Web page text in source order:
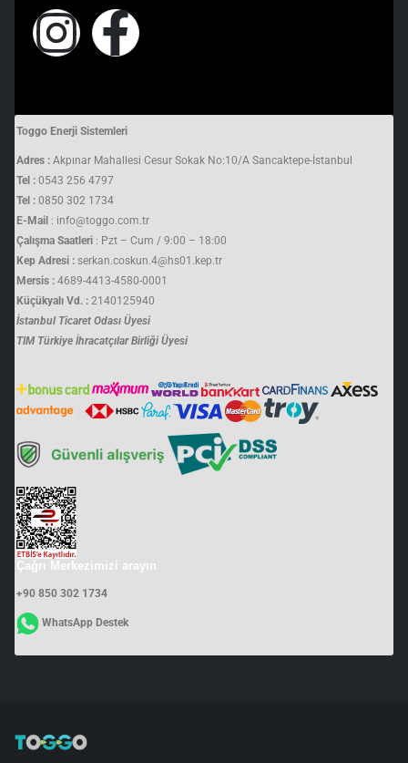
Toggo Enerji Sistemleri
Adres : Akpınar Mahallesi Cesur Sokak No:10/A Sancaktepe-İstanbul
Tel : 0543 256 4797
Tel : 0850 302 1734
E-Mail : info@toggo.com.tr
Çalışma Saatleri : Pzt – Cum / 9:00 – 18:00
Kep Adresi : serkan.coskun.4@hs01.kep.tr
Mersis : 4689-4413-4580-0001
Küçükyalı Vd. : 2140125940
İstanbul Ticaret Odası Üyesi
TIM Türkiye İhracatçılar Birliği Üyesi
Çağrı Merkezimizi arayın
+90 850 302 1734
WhatsApp Destek